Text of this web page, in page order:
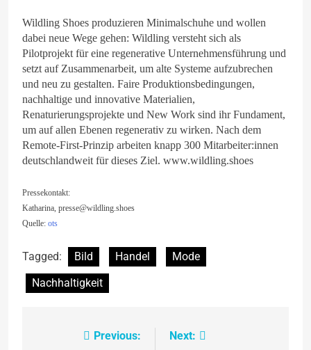
Wildling Shoes produzieren Minimalschuhe und wollen
dabei neue Wege gehen: Wildling versteht sich als
Pilotprojekt für eine regenerative Unternehmensführung und
setzt auf Zusammenarbeit, um alte Systeme aufzubrechen
und neu zu gestalten. Faire Produktionsbedingungen,
nachhaltige und innovative Materialien,
Renaturierungsprojekte und New Work sind ihr Fundament,
um auf allen Ebenen regenerativ zu wirken. Nach dem
Remote-First-Prinzip arbeiten knapp 300 Mitarbeiter:innen
deutschlandweit für dieses Ziel. www.wildling.shoes
Pressekontakt:
Katharina, presse@wildling.shoes
Quelle: ots
Tagged: Bild Handel
Mode
Nachhaltigkeit
Beitragsnavigation
Previous:
Next: